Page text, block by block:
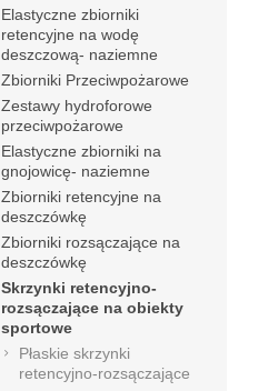
Elastyczne zbiorniki
retencyjne na wodę
deszczową- naziemne
Zbiorniki Przeciwpożarowe
Zestawy hydroforowe
przeciwpożarowe
Elastyczne zbiorniki na
gnojowicę- naziemne
Zbiorniki retencyjne na
deszczówkę
Zbiorniki rozsączające na
deszczówkę
Skrzynki retencyjno-
rozsączające na obiekty
sportowe
Płaskie skrzynki
retencyjno-rozsączające